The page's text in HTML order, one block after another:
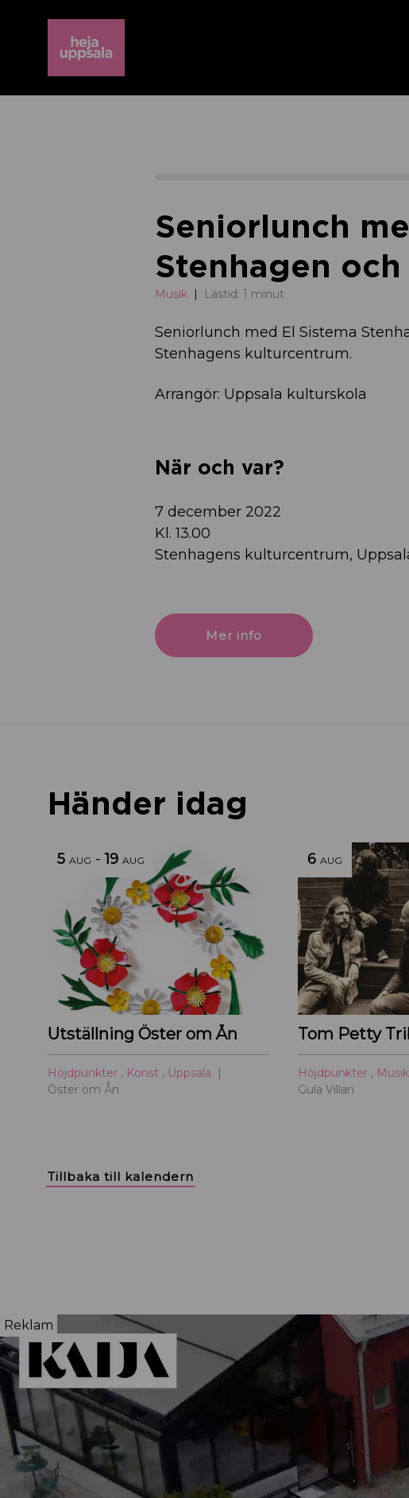
Seniorlunch
Stenhagen
Musik Lästid: 1 minut
Seniorlunch med El Sistema
Stenhagens kulturcentrum.
Arrangör: Uppsala kulturskola
När och var?
7 december 2022
Kl. 13.00
Stenhagens kulturcentrum,
Mer info
Händer idag
5 AUG -19 AUG
Utställning Öster om Ån
Höjdpunkter , Konst , Uppsala
Öster om Ån
6 AUG
Höjdpunkter , Musik
Gula Villan
Tillbaka till kalendern
Reklam